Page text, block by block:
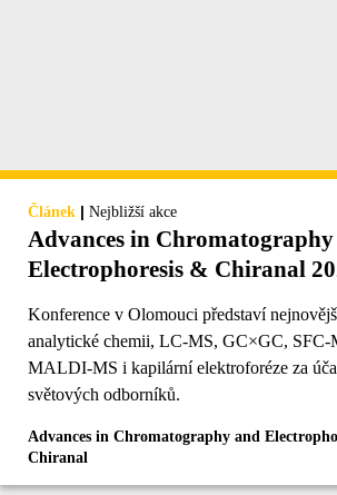
Článek | Nejbližší akce
Advances in
Electrophoresis & Chiranal
Konference v Olomouci představí
analytické chemii, LC-MS, GC×GC, SFC-
MALDI-MS i kapilární elektroforéze za
světových odborníků.
Advances in Chromatography and
Chiranal